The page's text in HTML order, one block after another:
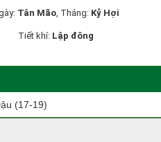
Tân Mão, Tháng: Kỷ Hợi
Tiết khí: Lập đông
(17-19)